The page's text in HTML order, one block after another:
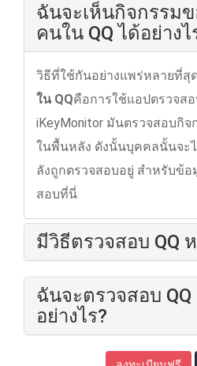
ฉันจะเห็นกิจกรรมข
คนใน QQ ได้อย่างไ
วิธีที่ใช้กันอย่างแพร่หลายที่สุ
ใน QQคือการใช้แอปตรวจสอ
iKeyMonitor มันตรวจสอบกิ
ในพื้นหลัง ดังนั้นบุคคลนั้นจะ
ลังถูกตรวจสอบอยู่ สําหรับข้อ
สอบที่นี่
มีวิธีตรวจสอบ QQ
ฉันจะตรวจสอบ
อย่างไร?